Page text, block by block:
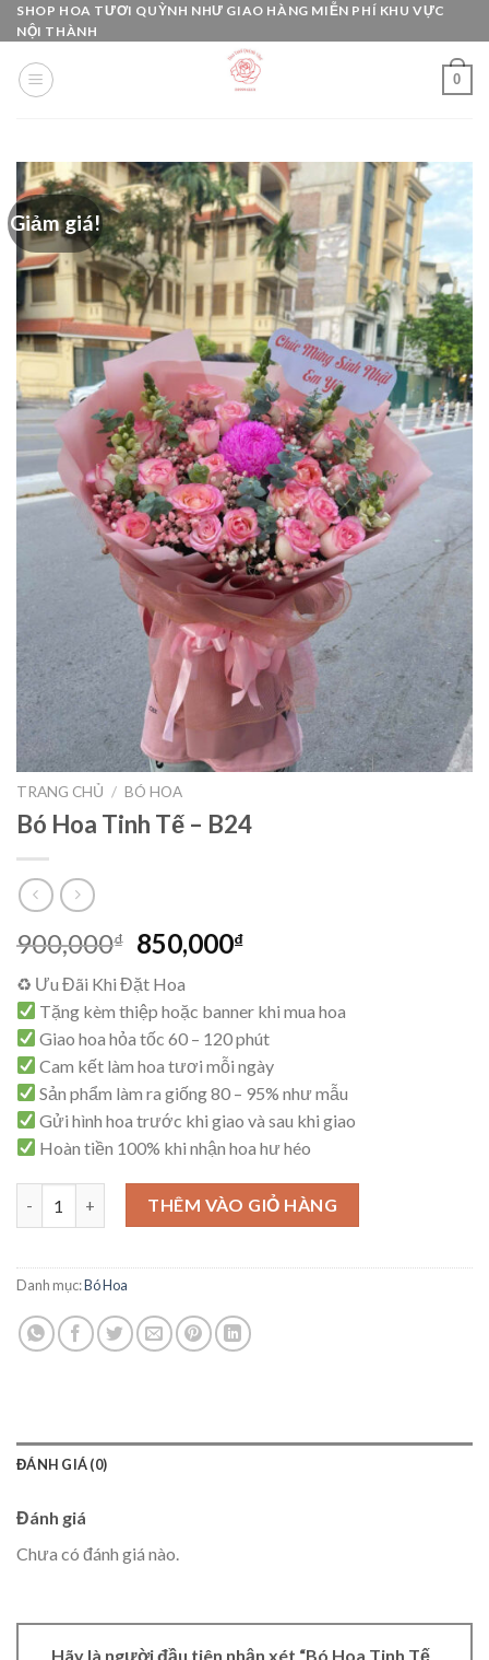
Skip
to
content
SHOP HOA TƯƠI QUỲNH NHƯ GIAO HÀNG MIỄN PHÍ KHU VỰC
NỘI THÀNH
0
Giảm giá!
TRANG CHỦ / BÓ HOA
Bó Hoa Tinh Tế – B24
900,000₫ Giá
là:
900,000₫.
850,000₫Giá
là:
850,000₫.
♻ Ưu Đãi Khi Đặt Hoa
Tặng kèm thiệp hoặc banner khi mua hoa
Giao hoa hỏa tốc 60 – 120 phút
Cam kết làm hoa tươi mỗi ngày
Sản phẩm làm ra giống 80 – 95% như mẫu
Gửi hình hoa trước khi giao và sau khi giao
Hoàn tiền 100% khi nhận hoa hư héo
Bó Hoa Tinh Tế – B24 số lượngTHÊM VÀO GIỎ HÀNG
Danh mục:Bó Hoa
ĐÁNH GIÁ (0)
Đánh giá
Chưa có đánh giá nào.
Hãy là người đầu tiên nhận xét “Bó Hoa Tinh Tế